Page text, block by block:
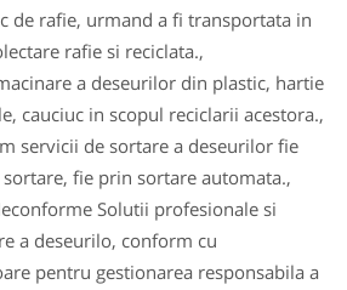
de rafie, urmand a fi transportata in
rafie si reciclata.,
a deseurilor din plastic, hartie
cauciuc in scopul reciclarii acestora.,
servicii de sortare a deseurilor fie
fie prin sortare automata.,
Solutii profesionale si
a deseurilo, conform cu
pentru gestionarea responsabila a